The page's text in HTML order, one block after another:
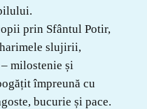
prin Sfântul Potir,
slujirii,
milostenie și
împreună cu
bucurie și pace.